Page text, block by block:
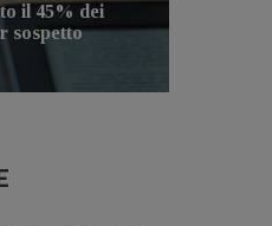
il 45% dei
sospetto